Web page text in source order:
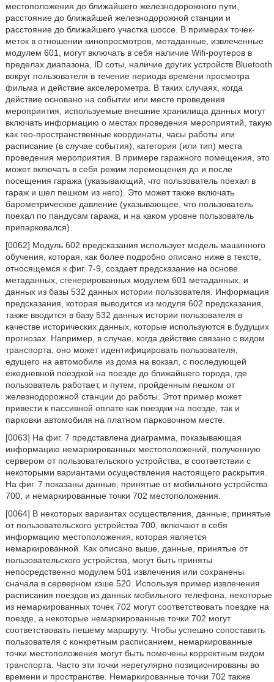
местоположения до ближайшего железнодорожного пути,
расстояние до ближайшей железнодорожной станции и
расстояние до ближайшего участка шоссе. В примерах точек-
меток в отношении кинопросмотров, метаданные, извлеченные
модулем 601, могут включать в себя наличие Wifi-роутеров в
пределах диапазона, ID соты, наличие других устройств Bluetooth
вокруг пользователя в течение периода времени просмотра
фильма и действие акселерометра. В таких случаях, когда
действие основано на событии или месте проведения
мероприятия, используемые внешние хранилища данных могут
включать информацию о местах проведения мероприятий, такую
как гео-пространственные координаты, часы работы или
расписание (в случае события), категория (или тип) места
проведения мероприятия. В примере гаражного помещения, это
может включать в себя режим перемещения до и после
посещения гаража (указывающий, что пользователь поехал в
гараж и шел пешком из него). Это может также включать
барометрическое давление (указывающее, что пользователь
поехал по пандусам гаража, и на каком уровне пользователь
припарковался).
[0062] Модуль 602 предсказания использует модель машинного
обучения, которая, как более подробно описано ниже в тексте,
относящемся к фиг. 7-9, создает предсказание на основе
метаданных, сгенерированных модулем 601 метаданных, и
данных из базы 532 данных истории пользователя. Информация
предсказания, которая выводится из модуля 602 предсказания,
также вводится в базу 532 данных истории пользователя в
качестве исторических данных, которые используются в будущих
прогнозах. Например, в случае, когда действие связано с видом
транспорта, оно может идентифицировать пользователя,
едущего на автомобиле из дома на вокзал, с последующей
ежедневной поездкой на поезде до ближайшего города, где
пользователь работает, и путем, пройденным пешком от
железнодорожной станции до работы. Этот пример может
привести к пассивной оплате как поездки на поезде, так и
парковки автомобиля на платном парковочном месте.
[0063] На фиг. 7 представлена диаграмма, показывающая
информацию немаркированных местоположений, полученную
сервером от пользовательского устройства, в соответствии с
некоторыми вариантами осуществления настоящего раскрытия.
На фиг. 7 показаны данные, принятые от мобильного устройства
700, и немаркированные точки 702 местоположения.
[0064] В некоторых вариантах осуществления, данные, принятые
от пользовательского устройства 700, включают в себя
информацию местоположения, которая является
немаркированной. Как описано выше, данные, принятые от
пользовательского устройства, могут быть приняты
непосредственно модулем 501 извлечения или сохранены
сначала в серверном кэше 520. Используя пример извлечения
расписания поездов из данных мобильного телефона, некоторые
из немаркированных точек 702 могут соответствовать поездке на
поезде, а некоторые немаркированные точки 702 могут
соответствовать пешему маршруту. Чтобы успешно сопоставить
пользователя с конкретным расписанием, немаркированные
точки местоположения могут быть помечены корректным видом
транспорта. Часто эти точки нерегулярно позиционированы во
времени и пространстве. Немаркированные точки 702 также